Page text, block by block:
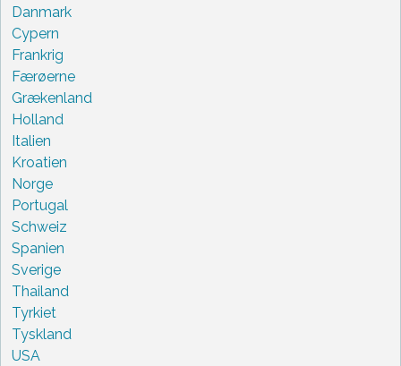
Danmark
Cypern
Frankrig
Færøerne
Grækenland
Holland
Italien
Kroatien
Norge
Portugal
Schweiz
Spanien
Sverige
Thailand
Tyrkiet
Tyskland
USA